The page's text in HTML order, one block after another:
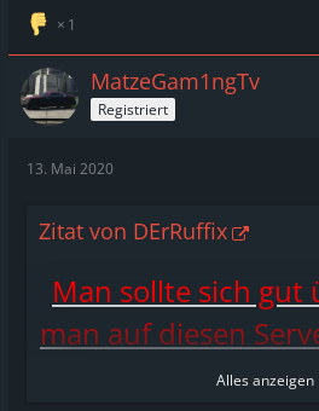
1
MatzeGam1ngTv
Registriert
13. Mai 2020
Zitat von DErRuffix
Man sollte sich gut
man auf diesen
Zunächst sollte man
Alles anzeigen